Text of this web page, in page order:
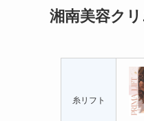
湘南美容ク
糸リフト